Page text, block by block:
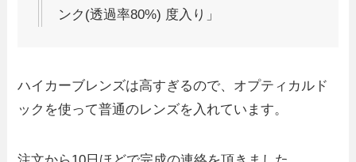
ンク(透過率80%) 度入り」
ハイカーブレンズは高すぎるので、オプティカルド
ックを使って普通のレンズを入れています。